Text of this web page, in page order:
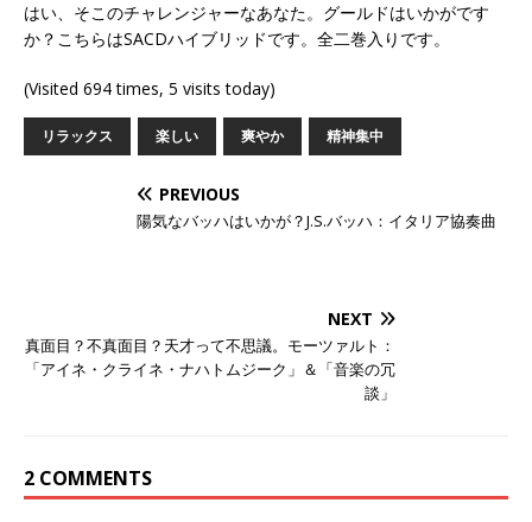
はい、そこのチャレンジャーなあなた。グールドはいかがです
か？こちらはSACDハイブリッドです。全二巻入りです。
(Visited 694 times, 5 visits today)
リラックス 楽しい 爽やか 精神集中
PREVIOUS
陽気なバッハはいかが？J.S.バッハ：イタリア協奏曲
NEXT
真面目？不真面目？天才って不思議。モーツァルト：
「アイネ・クライネ・ナハトムジーク」＆「音楽の冗
談」
2 COMMENTS